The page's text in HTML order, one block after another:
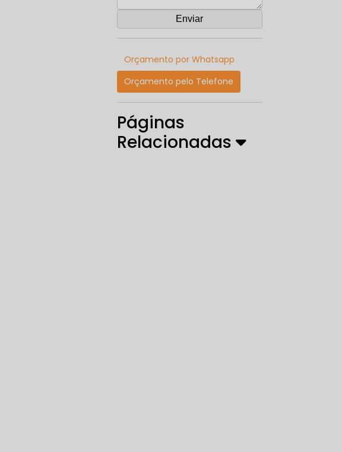
Orçamento por Whatsapp
Orçamento pelo Telefone
Páginas
Relacionadas